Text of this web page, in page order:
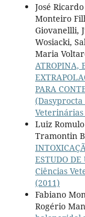
José
Monteiro
Giovanellli,
Wosiacki,
Maria
ATROPINA,
PARA
(Dasyprocta
Veterinárias
Luiz
Tramontin
ESTUDO
Ciências
(2011)
Fabiano
Rogério